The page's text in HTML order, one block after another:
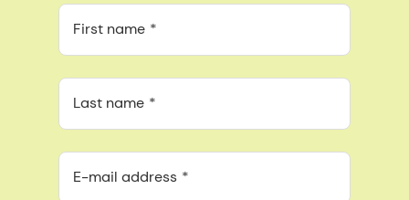
First name
Last name
E-mail address